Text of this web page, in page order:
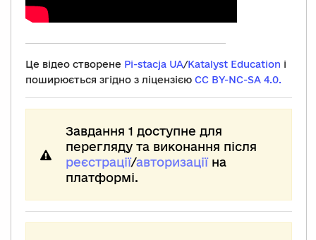
Це відео створене Pi-stacja UA/Katalyst Education і
поширюється згідно з ліцензією CC BY-NC-SA 4.0.
Завдання 1 доступне для
перегляду та виконання після
реєстрації/авторизаціїна
платформі.